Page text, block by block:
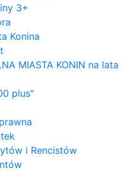
3+
Konina
MIASTA KONIN na lata
plus"
i Rencistów